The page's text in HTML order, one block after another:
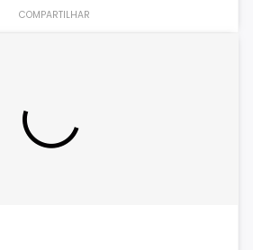
COMPARTILHAR